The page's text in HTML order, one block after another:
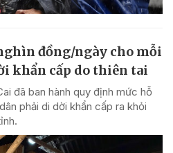
đồng/ngày cho mỗi
khẩn cấp do thiên tai
đã ban hành quy định mức hỗ
phải di dời khẩn cấp ra khỏi